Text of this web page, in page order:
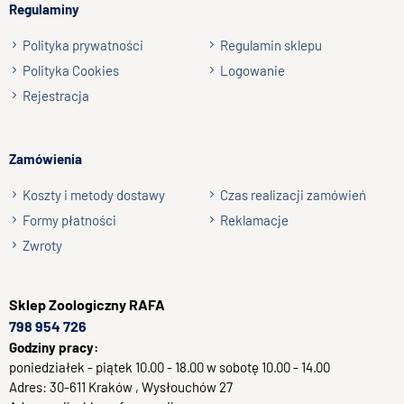
Wyślij opinię
Regulaminy
Polityka prywatności
Regulamin sklepu
Polityka Cookies
Logowanie
Rejestracja
Zamówienia
Koszty i metody dostawy
Czas realizacji zamówień
Formy płatności
Reklamacje
Zwroty
SklepZoologiczny RAFA
798 954 726
Godziny pracy:
poniedziałek - piątek 10.00 - 18.00 w sobotę 10.00 - 14.00
Adres: 30-611 Kraków , Wysłouchów 27